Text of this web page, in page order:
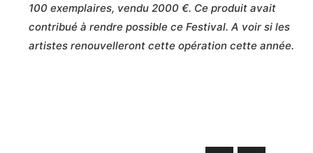
100 exemplaires, vendu 2000 €. Ce produit avait
contribué à rendre possible ce Festival. A voir si les
artistes renouvelleront cette opération cette année.